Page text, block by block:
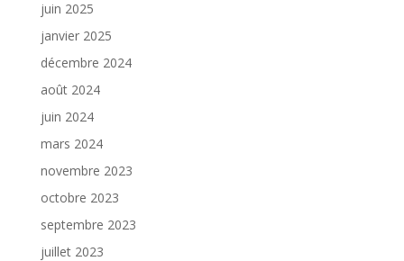
juin 2025
janvier 2025
décembre 2024
août 2024
juin 2024
mars 2024
novembre 2023
octobre 2023
septembre 2023
juillet 2023